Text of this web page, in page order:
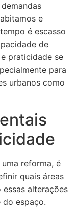
e
é escasso
de
praticidade se
para
urbanos como
reforma, é
quais áreas
alterações
espaço.